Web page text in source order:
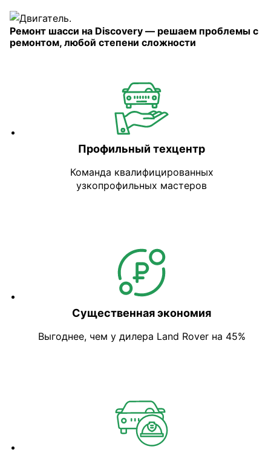
Ремонт шасси на Discovery — решаем проблемы с
ремонтом, любой степени сложности
Профильный техцентр
Команда квалифицированных
узкопрофильных мастеров
Существенная экономия
Выгоднее, чем у дилера Land Rover на 45%